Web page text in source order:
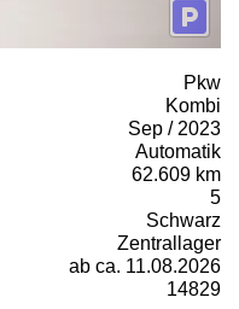
Pkw
Kombi
Sep / 2023
Automatik
62.609 km
5
Schwarz
Zentrallager
ab ca. 11.08.2026
14829